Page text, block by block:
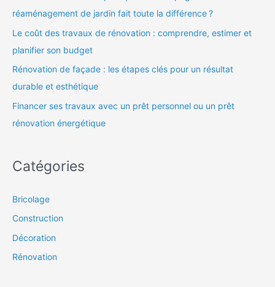
réaménagement de jardin fait toute la différence ?
Le coût des travaux de rénovation : comprendre, estimer et
planifier son budget
Rénovation de façade : les étapes clés pour un résultat
durable et esthétique
Financer ses travaux avec un prêt personnel ou un prêt
rénovation énergétique
Catégories
Bricolage
Construction
Décoration
Rénovation